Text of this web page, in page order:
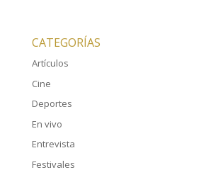
CATEGORÍAS
Artículos
Cine
Deportes
En vivo
Entrevista
Festivales